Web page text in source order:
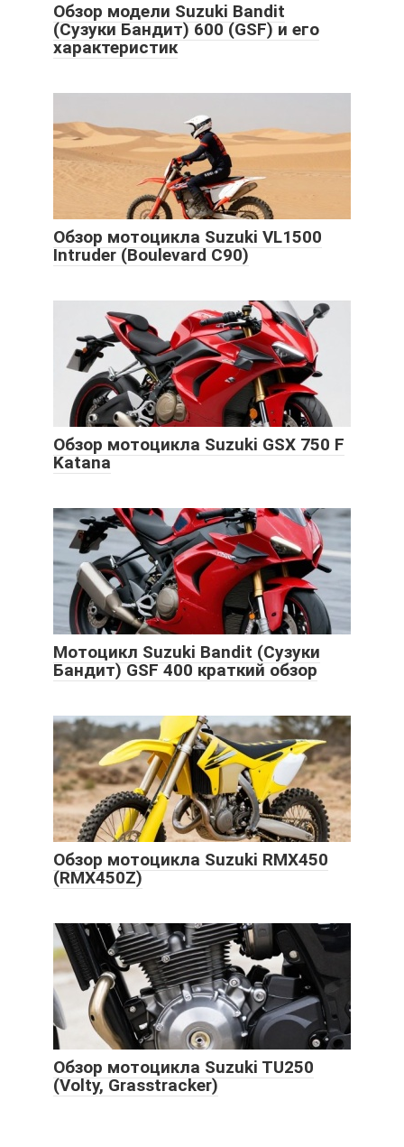
Обзор модели Suzuki Bandit
(Сузуки Бандит) 600 (GSF) и его
характеристик
Обзор мотоцикла Suzuki VL1500
Intruder (Boulevard C90)
Обзор мотоцикла Suzuki GSX 750 F
Katana
Мотоцикл Suzuki Bandit (Сузуки
Бандит) GSF 400 краткий обзор
Обзор мотоцикла Suzuki RMX450
(RMX450Z)
Обзор мотоцикла Suzuki TU250
(Volty, Grasstracker)